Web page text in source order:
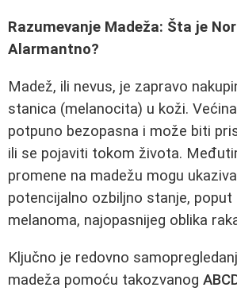
Razumevanje Madeža: Šta je
Alarmantno?
Madež, ili nevus, je zapravo
stanica (melanocita) u koži.
potpuno bezopasna i može biti
ili se pojaviti tokom života.
promene na madežu mogu
potencijalno ozbiljno stanje, poput
melanoma, najopasnijeg oblika
Ključno je redovno
madeža pomoću takozvanog